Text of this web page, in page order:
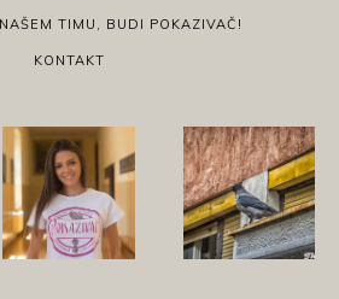
TIMU, BUDI POKAZIVAČ!
KONTAKT